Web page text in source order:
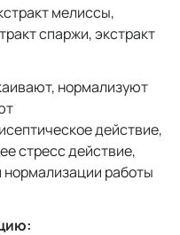
мелиссы,
спаржи, экстракт
нормализуют
действие,
стресс действие,
работы